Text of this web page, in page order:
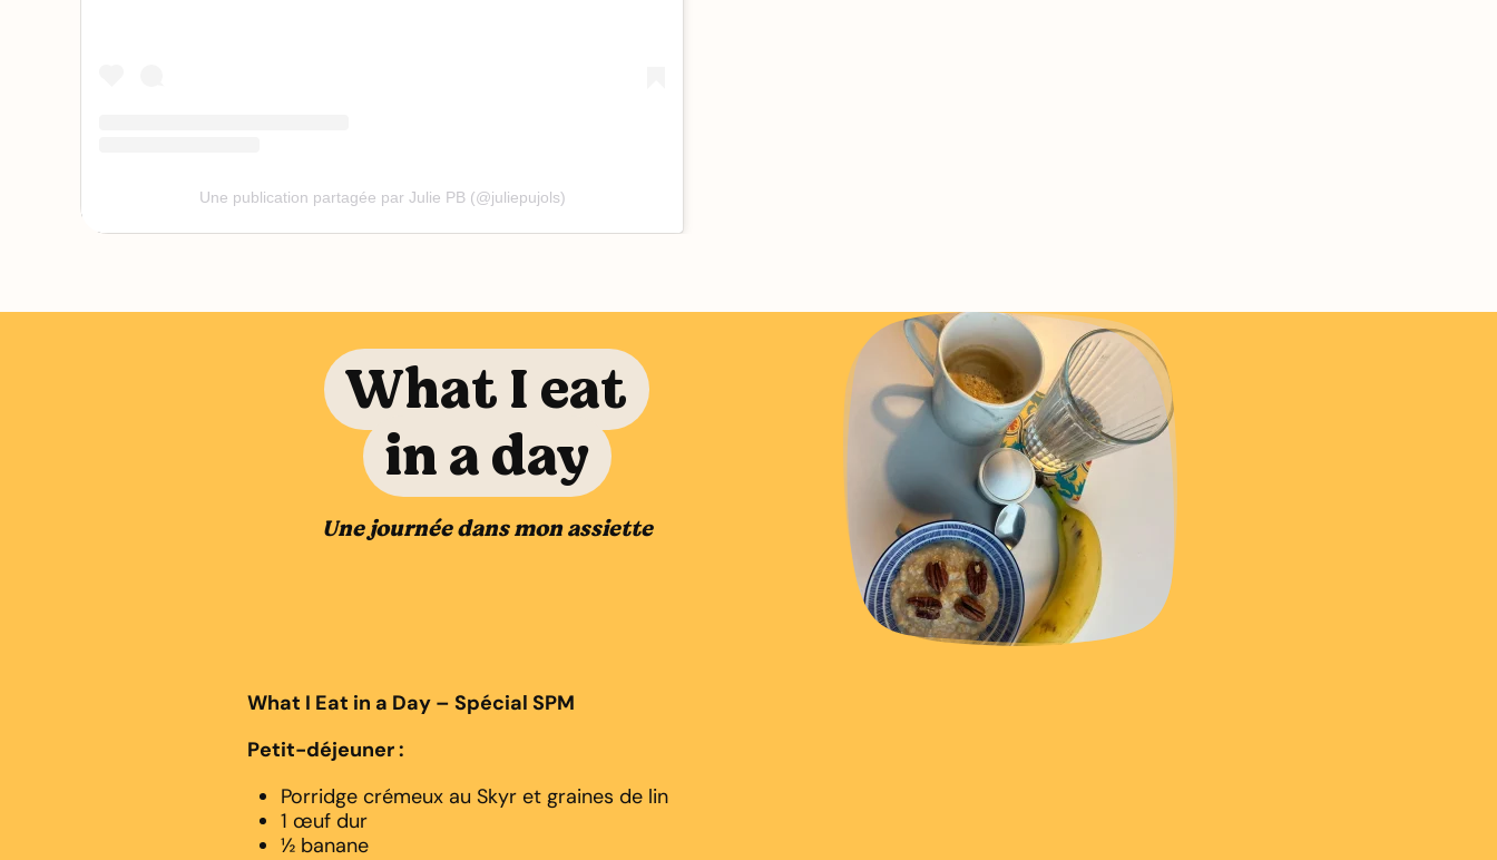
Une publication partagée par Julie PB (@juliepujols)
What I eat
in a day
Une journée dans mon assiette
What I Eat in a Day – Spécial SPM
Petit-déjeuner :
Porridge crémeux au Skyr et graines de lin
1 œuf dur
½ banane